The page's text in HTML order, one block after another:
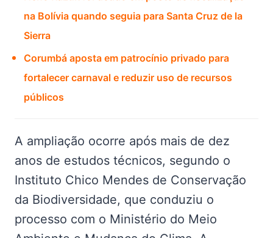
na Bolívia quando seguia para Santa Cruz de la
Sierra
Corumbá aposta em patrocínio privado para
fortalecer carnaval e reduzir uso de recursos
públicos
A ampliação ocorre após mais de dez
anos de estudos técnicos, segundo o
Instituto Chico Mendes de Conservação
da Biodiversidade, que conduziu o
processo com o Ministério do Meio